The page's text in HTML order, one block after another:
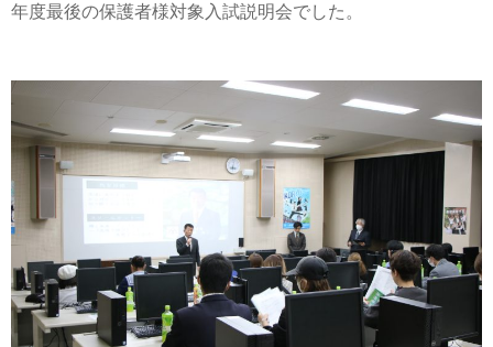
年度最後の保護者様対象入試説明会でした。